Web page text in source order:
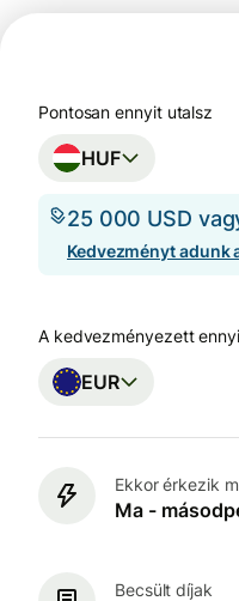
Pontosan ennyit utalsz
HUF
25 000 USD
Kedvezményt adunk
A kedvezményezett
EUR
Ekkor érkezik
Ma -
Becsült díjak